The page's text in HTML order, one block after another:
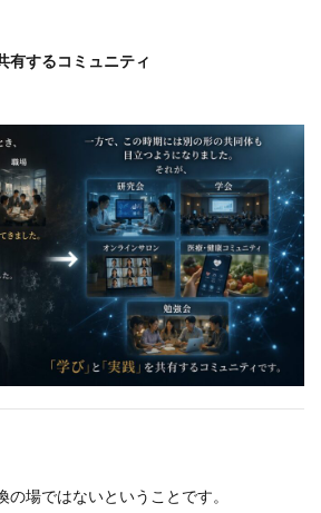
有するコミュニティ
の場ではないということです。